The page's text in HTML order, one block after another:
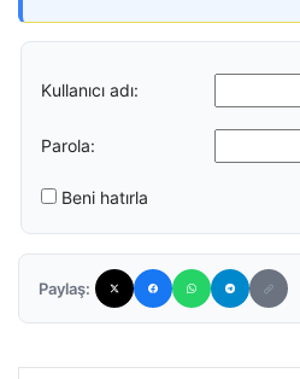
Kullanıcı adı:
Parola:
Beni hatırla
Paylaş: